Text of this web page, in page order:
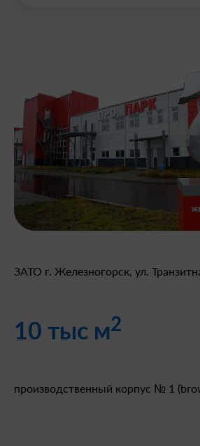
ЗАТО г. Железногорск, ул.
10 тыс м2
производственный корпус № 1